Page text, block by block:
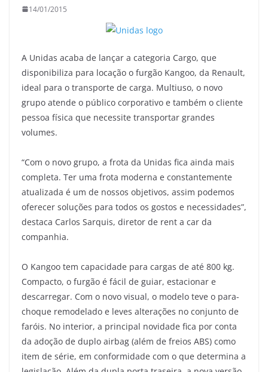
14/01/2015
A Unidas acaba de lançar a categoria Cargo, que
disponibiliza para locação o furgão Kangoo, da Renault,
ideal para o transporte de carga. Multiuso, o novo
grupo atende o público corporativo e também o cliente
pessoa física que necessite transportar grandes
volumes.
“Com o novo grupo, a frota da Unidas fica ainda mais
completa. Ter uma frota moderna e constantemente
atualizada é um de nossos objetivos, assim podemos
oferecer soluções para todos os gostos e necessidades”,
destaca Carlos Sarquis, diretor de rent a car da
companhia.
O Kangoo tem capacidade para cargas de até 800 kg.
Compacto, o furgão é fácil de guiar, estacionar e
descarregar. Com o novo visual, o modelo teve o para-
choque remodelado e leves alterações no conjunto de
faróis. No interior, a principal novidade fica por conta
da adoção de duplo airbag (além de freios ABS) como
item de série, em conformidade com o que determina a